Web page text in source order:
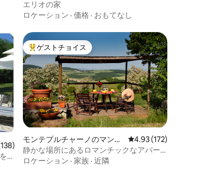
ョン・アパート
エリオの家
ロケーション · 価格 · おもてなし
138件、5つ星中4.91つ星の平均評価
ご
大好評のゲストチョイスです。
ゲストチョイス
モンテプルチャーノのマンシ
ョン・アパート
レビュー172件、5つ
4.93 (172)
静かな場所にあるロマンチックなアパー
トです
ロケーション · 家族 · 近隣